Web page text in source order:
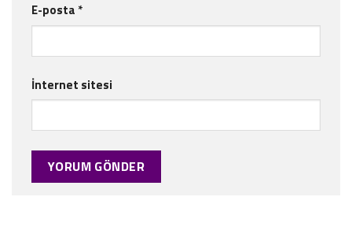
E-posta *
İnternet sitesi